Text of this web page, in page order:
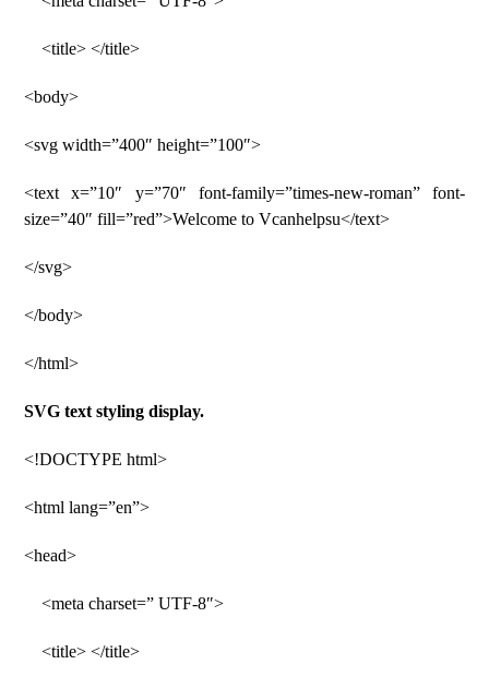
<title> </title>
<body>
<svg width=”400″ height=”100″>
<text x=”10″ y=”70″ font-family=”times-new-roman” font-
size=”40″ fill=”red”>Welcome to Vcanhelpsu</text>
</svg>
</body>
</html>
SVG text styling display.
<!DOCTYPE html>
<html lang=”en”>
<head>
<meta charset=” UTF-8″>
<title> </title>